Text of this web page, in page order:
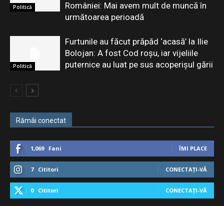
Politică
României: Mai avem mult de muncă în
următoarea perioadă
Politică
Furtunile au făcut prăpăd ‘acasă’ la Ilie
Bolojan: A fost Cod roșu, iar vijeliile
puternice au luat pe sus acoperișul gării
Rămâi conectat
1,069 Fani ÎMI PLACE
7 Cititori CONECTAȚI-VĂ
0 Cititori CONECTAȚI-VĂ